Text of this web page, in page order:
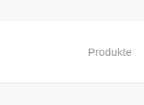
Produkte